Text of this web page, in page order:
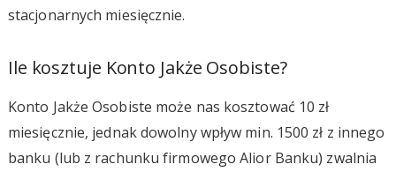
stacjonarnych miesięcznie.
Ile kosztuje Konto Jakże Osobiste?
Konto Jakże Osobiste może nas kosztować 10 zł
miesięcznie, jednak dowolny wpływ min. 1500 zł z innego
banku (lub z rachunku firmowego Alior Banku) zwalnia